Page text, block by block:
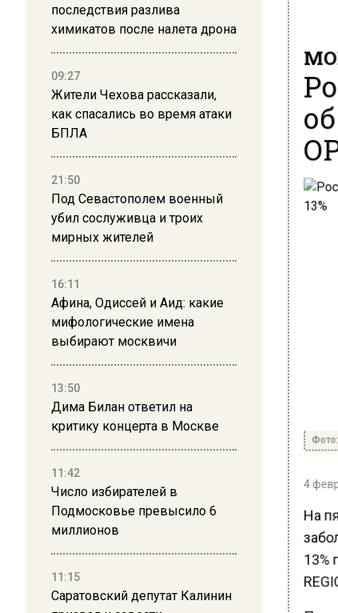
последствия разлива
химикатов после налета дрона
09:27
Жители Чехова рассказали,
как спасались во время атаки
БПЛА
21:50
Под Севастополем военный
убил сослуживца и троих
мирных жителей
16:11
Афина, Одиссей и Аид: какие
мифологические имена
выбирают москвичи
13:50
Дима Билан ответил на
критику концерта в Москве
11:42
Число избирателей в
Подмосковье превысило 6
миллионов
11:15
Саратовский депутат Калинин
4
На
13%